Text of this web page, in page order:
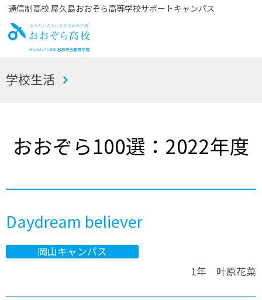
通信制高校 屋久島おおぞら高等学校サポートキャンパス
お
学校生活
おおぞら100選：2022年度
Daydream believer
岡山キャンパス
1年 叶原花菜